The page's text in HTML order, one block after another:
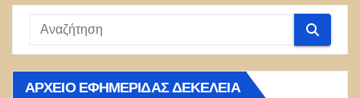
ΑΡΧΕΊΟ ΕΦΗΜΕΡΊΔΑΣ ΔΕΚΈΛΕΙΑ